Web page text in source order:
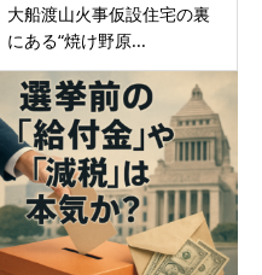
大船渡山火事仮設住宅の裏
にある“焼け野原...